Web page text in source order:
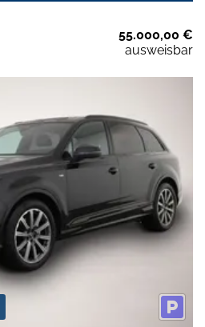
55.000,00 €
ausweisbar